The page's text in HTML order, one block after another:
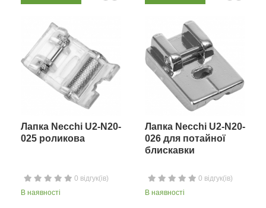
Лапка Necchi U2-N20-
025 роликова
0 відгук(ів)
В наявності
Лапка Necchi U2-N20-
026 для потайної
блискавки
0 відгук(ів)
В наявності